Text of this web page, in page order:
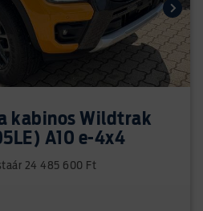
kabinos Wildtrak
A10 e-4x4
24 485 600 Ft